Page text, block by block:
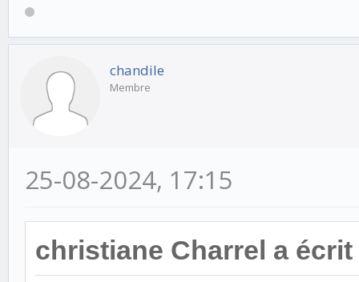
chandile
Membre
25-08-2024, 17:15
christiane Charrel a écrit